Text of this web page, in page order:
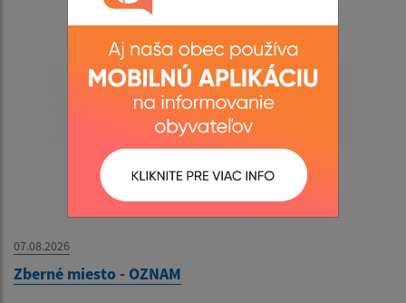
07.08.2026
Zberné miesto - OZNAM